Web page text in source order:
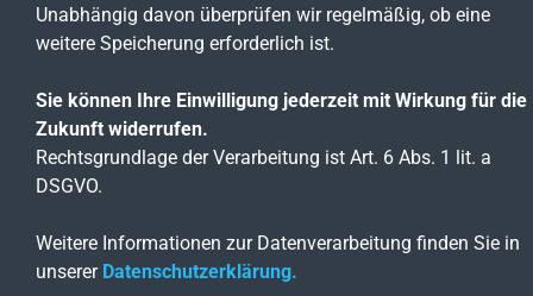
Unabhängig davon überprüfen wir regelmäßig, ob eine
weitere Speicherung erforderlich ist.
Sie können Ihre Einwilligung jederzeit mit Wirkung für die
Zukunft widerrufen.
Rechtsgrundlage der Verarbeitung ist Art. 6 Abs. 1 lit. a
DSGVO.
Weitere Informationen zur Datenverarbeitung finden Sie in
unserer Datenschutzerklärung.